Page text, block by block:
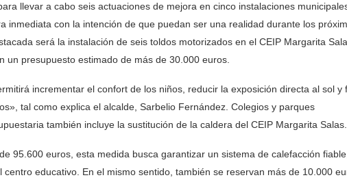
llevar a cabo seis actuaciones de mejora en cinco instalaciones
inmediata con la intención de que puedan ser una realidad durante los
será la instalación de seis toldos motorizados en el CEIP Margarita
un presupuesto estimado de más de 30.000 euros.
incrementar el confort de los niños, reducir la exposición directa al sol y
tal como explica el alcalde, Sarbelio Fernández. Colegios y parques
también incluye la sustitución de la caldera del CEIP Margarita Salas.
95.600 euros, esta medida busca garantizar un sistema de calefacción
centro educativo. En el mismo sentido, también se reservan más de 10.000